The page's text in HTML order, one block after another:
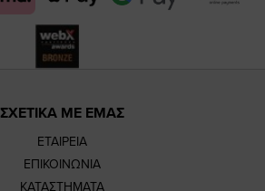
ΣΧΕΤΙΚΑ ΜΕ ΕΜΑΣ
ΕΤΑΙΡΕΙΑ
ΕΠΙΚΟΙΝΩΝΙΑ
ΚΑΤΑΣΤΗΜΑΤΑ